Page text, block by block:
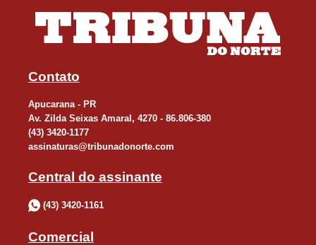
Contato
Apucarana - PR
Av. Zilda Seixas Amaral, 4270 - 86.806-380
(43) 3420-1177
assinaturas@tribunadonorte.com
Central do assinante
(43) 3420-1161
Comercial